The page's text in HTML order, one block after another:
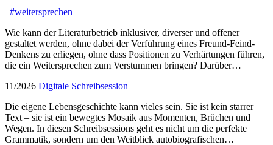
#weitersprechen
Wie kann der Literaturbetrieb inklusiver, diverser und offener
gestaltet werden, ohne dabei der Verführung eines Freund-Feind-
Denkens zu erliegen, ohne dass Positionen zu Verhärtungen führen,
die ein Weitersprechen zum Verstummen bringen? Darüber…
11/2026 Digitale Schreibsession
Die eigene Lebensgeschichte kann vieles sein. Sie ist kein starrer
Text – sie ist ein bewegtes Mosaik aus Momenten, Brüchen und
Wegen. In diesen Schreibsessions geht es nicht um die perfekte
Grammatik, sondern um den Weitblick autobiografischen…